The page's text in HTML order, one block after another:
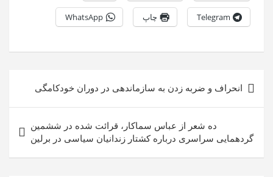
Telegram چاپ WhatsApp
نوشته
انحراف و ضربه زدن به سازماندهی در دوران خودکامگی
ده شعر از عباس سماکار، قرائت شده در ششمین
گردهمایی سراسری درباره کشتار زندانیان سیاسی در برلین